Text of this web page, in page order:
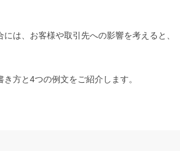
は、お客様や取引先への影響を考えると、
方と4つの例文をご紹介します。